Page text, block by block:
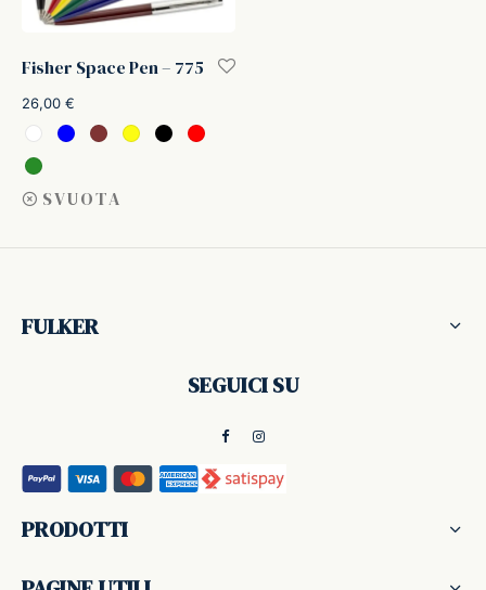
Fisher Space Pen – 775
26,00 €
SVUOTA
FULKER
SEGUICI SU
PRODOTTI
A.G.